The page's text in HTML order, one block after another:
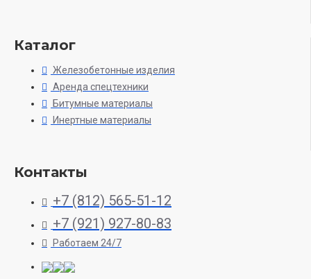
Каталог
Железобетонные изделия
Аренда спецтехники
Битумные материалы
Инертные материалы
Контакты
+7 (812) 565-51-12
+7 (921) 927-80-83
Работаем 24/7